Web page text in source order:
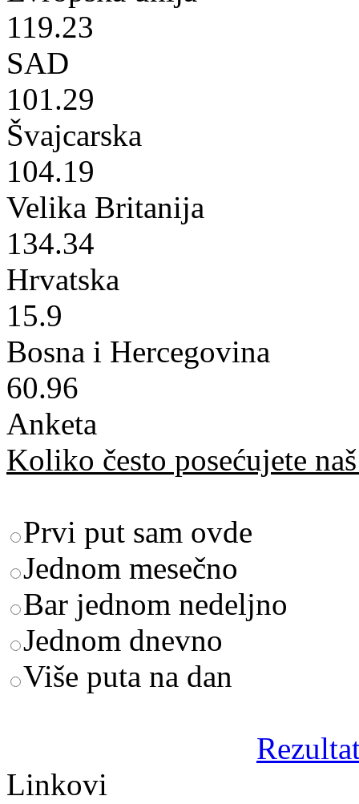
119.23
SAD
101.29
Švajcarska
104.19
Velika Britanija
134.34
Hrvatska
15.9
Bosna i Hercegovina
60.96
Anketa
Koliko često posećujete
Prvi put sam ovde
Jednom mesečno
Bar jednom nedeljno
Jednom dnevno
Više puta na dan
Linkovi